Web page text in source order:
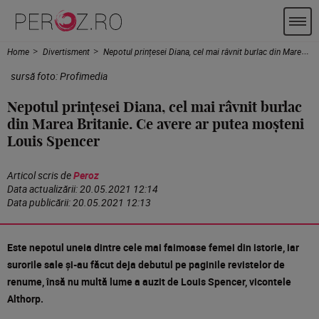
Home Divertisment Nepotul prințesei Diana, cel mai râvnit burlac din Marea Britanie. Ce avere ar putea moșteni Louis Spencer
sursă foto: Profimedia
Nepotul prințesei Diana, cel mai râvnit burlac
din Marea Britanie. Ce avere ar putea moșteni
Louis Spencer
Articol scris dePeroz
Data actualizării:20.05.2021 12:14
Data publicării:20.05.2021 12:13
Este nepotul uneia dintre celemai faimoase femei din istorie, iar
surorilesaleși-au făcutdeja debutul pe paginile revistelor de
renume,însă nu multă lume a auzit de Louis Spencer, vicontele
Althorp.